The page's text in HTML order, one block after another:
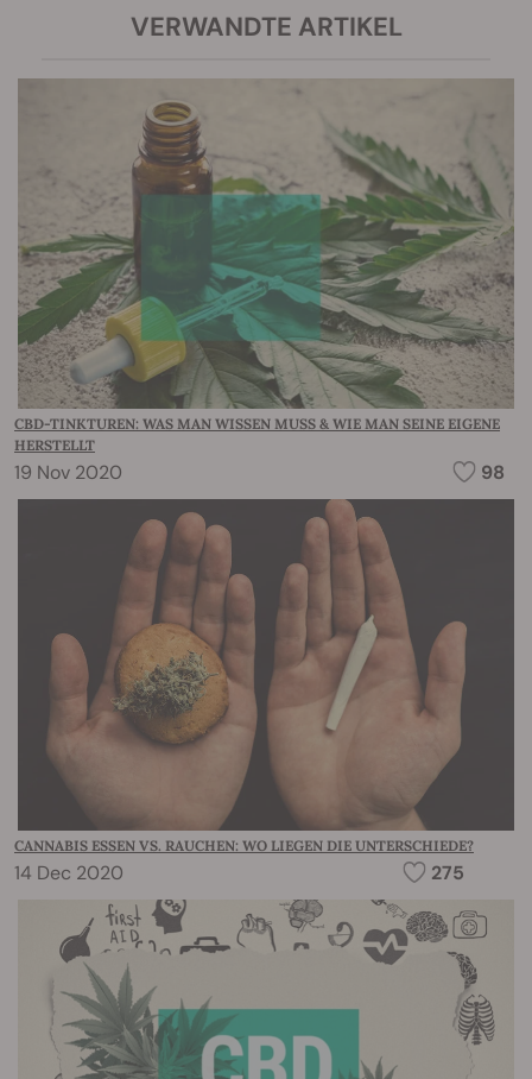
VERWANDTE ARTIKEL
CBD-TINKTUREN: WAS MAN WISSEN MUSS & WIE MAN SEINE EIGENE
HERSTELLT
19 Nov 2020 98
CANNABIS ESSEN VS. RAUCHEN: WO LIEGEN DIE UNTERSCHIEDE?
14 Dec 2020 275